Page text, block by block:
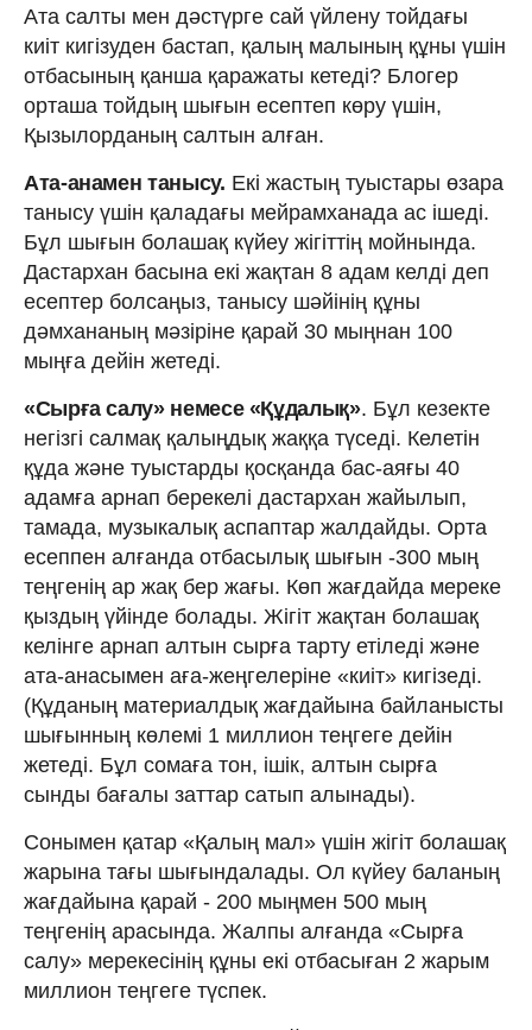
Ата салты мен дәстүрге сай үйлену тойдағы
киіт кигізуден бастап, қалың малының құны үшін
отбасының қанша қаражаты кетеді? Блогер
орташа тойдың шығын есептеп көру үшін,
Қызылорданың салтын алған.
Ата-анамен танысу. Екі жастың туыстары өзара
танысу үшін қаладағы мейрамханада ас ішеді.
Бұл шығын болашақ күйеу жігіттің мойнында.
Дастархан басына екі жақтан 8 адам келді деп
есептер болсаңыз, танысу шәйінің құны
дәмхананың мәзіріне қарай 30 мыңнан 100
мыңға дейін жетеді.
«Сырға салу» немесе «Құдалық». Бұл кезекте
негізгі салмақ қалыңдық жаққа түседі. Келетін
құда және туыстарды қосқанда бас-аяғы 40
адамға арнап берекелі дастархан жайылып,
тамада, музыкалық аспаптар жалдайды. Орта
есеппен алғанда отбасылық шығын -300 мың
теңгенің ар жақ бер жағы. Көп жағдайда мереке
қыздың үйінде болады. Жігіт жақтан болашақ
келінге арнап алтын сырға тарту етіледі және
ата-анасымен аға-жеңгелеріне «киіт» кигізеді.
(Құданың материалдық жағдайына байланысты
шығынның көлемі 1 миллион теңгеге дейін
жетеді. Бұл сомаға тон, ішік, алтын сырға
сынды бағалы заттар сатып алынады).
Сонымен қатар «Қалың мал» үшін жігіт болашақ
жарына тағы шығындалады. Ол күйеу баланың
жағдайына қарай - 200 мыңмен 500 мың
теңгенің арасында. Жалпы алғанда «Сырға
салу» мерекесінің құны екі отбасыған 2 жарым
миллион теңгеге түспек.